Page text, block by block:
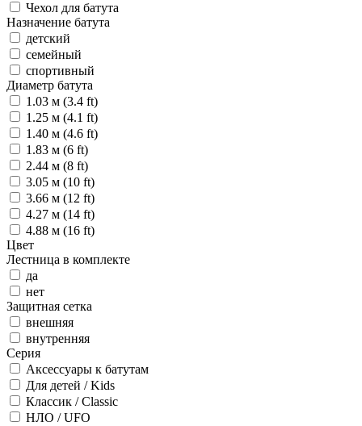
Чехол для батута
Назначение батута
детский
семейный
спортивный
Диаметр батута
1.03 м (3.4 ft)
1.25 м (4.1 ft)
1.40 м (4.6 ft)
1.83 м (6 ft)
2.44 м (8 ft)
3.05 м (10 ft)
3.66 м (12 ft)
4.27 м (14 ft)
4.88 м (16 ft)
Цвет
Лестница в комплекте
да
нет
Защитная сетка
внешняя
внутренняя
Серия
Аксессуары к батутам
Для детей / Kids
Классик / Classic
НЛО / UFO